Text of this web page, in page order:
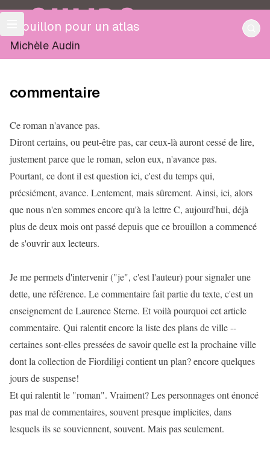
OULIPO
Brouillon pour un atlas
Michèle Audin
commentaire
Ce roman n'avance pas.
Diront certains, ou peut-être pas, car ceux-là auront cessé de lire,
justement parce que le roman, selon eux, n'avance pas.
Pourtant, ce dont il est question ici, c'est du temps qui,
précsiément, avance. Lentement, mais sûrement. Ainsi, ici, alors
que nous n'en sommes encore qu'à la lettre C, aujourd'hui, déjà
plus de deux mois ont passé depuis que ce brouillon a commencé
de s'ouvrir aux lecteurs.
Je me permets d'intervenir ("je", c'est l'auteur) pour signaler une
dette, une référence. Le commentaire fait partie du texte, c'est un
enseignement de Laurence Sterne. Et voilà pourquoi cet article
commentaire. Qui ralentit encore la liste des plans de ville --
certaines sont-elles pressées de savoir quelle est la prochaine ville
dont la collection de Fiordiligi contient un plan? encore quelques
jours de suspense!
Et qui ralentit le "roman". Vraiment? Les personnages ont énoncé
pas mal de commentaires, souvent presque implicites, dans
lesquels ils se souviennent, souvent. Mais pas seulement.